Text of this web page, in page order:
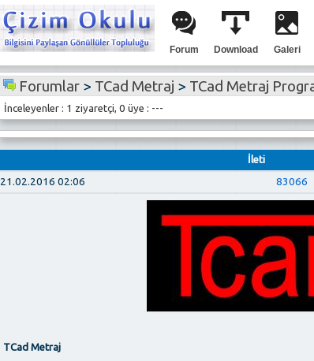
Forum Download Galeri
Forumlar> TCad Metraj > TCad Metraj
İnceleyenler : 1 ziyaretçi, 0 üye : ---
İleti
21.02.2016 02:06
83066
TCad Metraj